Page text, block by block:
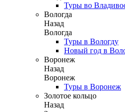
Туры во
Вологда
Назад
Вологда
Туры в Вологду
Новый год в
Воронеж
Назад
Воронеж
Туры в Воронеж
Золотое кольцо
Назад